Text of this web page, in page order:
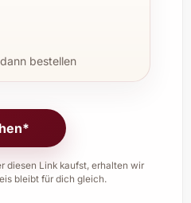
bestellen
diesen Link kaufst, erhalten wir
bleibt für dich gleich.